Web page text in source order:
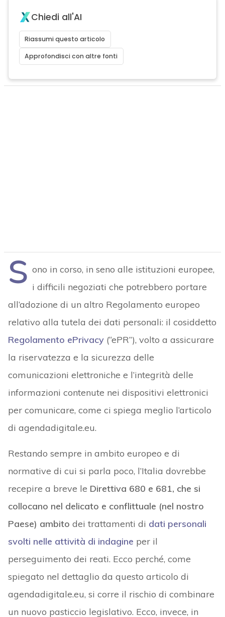
Chiedi all'AI
Riassumi questo articolo
Approfondisci con altre fonti
S ono in corso, in seno alle istituzioni europee,
i difficili negoziati che potrebbero portare
all’adozione di un altro Regolamento europeo
relativo alla tutela dei dati personali: il cosiddetto
Regolamento ePrivacy(“ePR”), volto a assicurare
la riservatezza e la sicurezza delle
comunicazioni elettroniche e l’integrità delle
informazioni contenute nei dispositivi elettronici
per comunicare, come ci spiega meglio l’articolo
di agendadigitale.eu.
Restando sempre in ambito europeo e di
normative di cui si parla poco, l’Italia dovrebbe
recepire a breve le Direttiva 680 e 681, che si
collocano nel delicato e conflittuale (nel nostro
Paese) ambito dei trattamenti di dati personali
svolti nelle attività di indagine per il
perseguimento dei reati. Ecco perché, come
spiegato nel dettaglio da questo articolo di
agendadigitale.eu, si corre il rischio di combinare
un nuovo pasticcio legislativo. Ecco, invece, in